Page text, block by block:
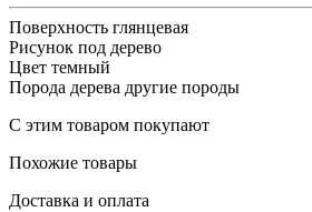
Поверхность глянцевая
Рисунок под дерево
Цвет темный
Порода дерева другие породы
С этим товаром покупают
Похожие товары
Доставка и оплата